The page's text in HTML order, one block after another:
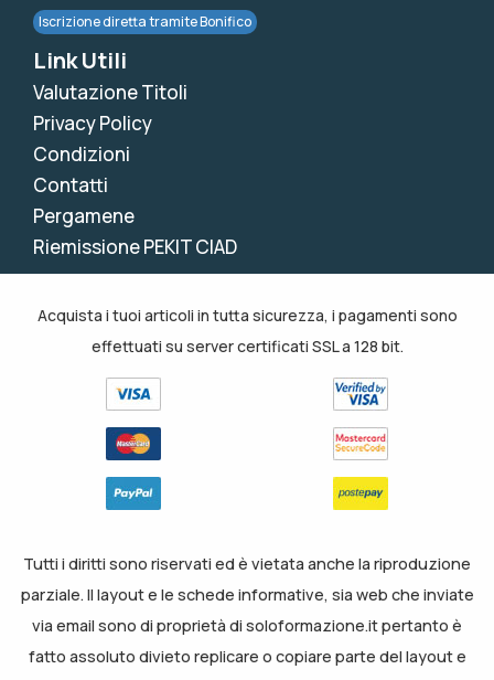
Iscrizione diretta tramite Bonifico
Link Utili
Valutazione Titoli
Privacy Policy
Condizioni
Contatti
Pergamene
Riemissione PEKIT CIAD
Acquista i tuoi articoli in tutta sicurezza, i pagamenti sono
effettuati su server certificati SSL a 128 bit.
Tutti i diritti sono riservati ed è vietata anche la riproduzione
parziale. Il layout e le schede informative, sia web che inviate
via email sono di proprietà di soloformazione.it pertanto è
fatto assoluto divieto replicare o copiare parte del layout e